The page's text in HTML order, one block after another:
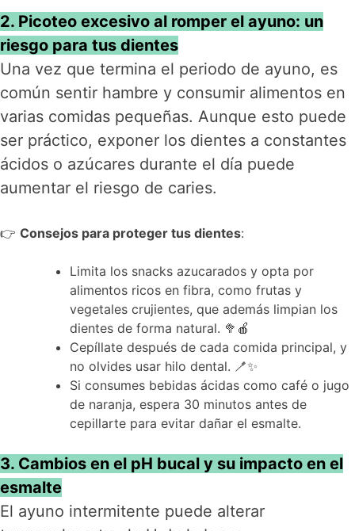
2. Picoteo excesivo al romper el ayuno: un
riesgo para tus dientes
Una vez que termina el periodo de ayuno, es
común sentir hambre y consumir alimentos en
varias comidas pequeñas. Aunque esto puede
ser práctico, exponer los dientes a constantes
ácidos o azúcares durante el día puede
aumentar el riesgo de caries.
👉 Consejos para proteger tus dientes:
Limita los snacks azucarados y opta por
alimentos ricos en fibra, como frutas y
vegetales crujientes, que además limpian los
dientes de forma natural. 🥦🍎
Cepíllate después de cada comida principal, y
no olvides usar hilo dental. 🪥✨
Si consumes bebidas ácidas como café o jugo
de naranja, espera 30 minutos antes de
cepillarte para evitar dañar el esmalte.
3. Cambios en el pH bucal y su impacto en el
esmalte
El ayuno intermitente puede alterar